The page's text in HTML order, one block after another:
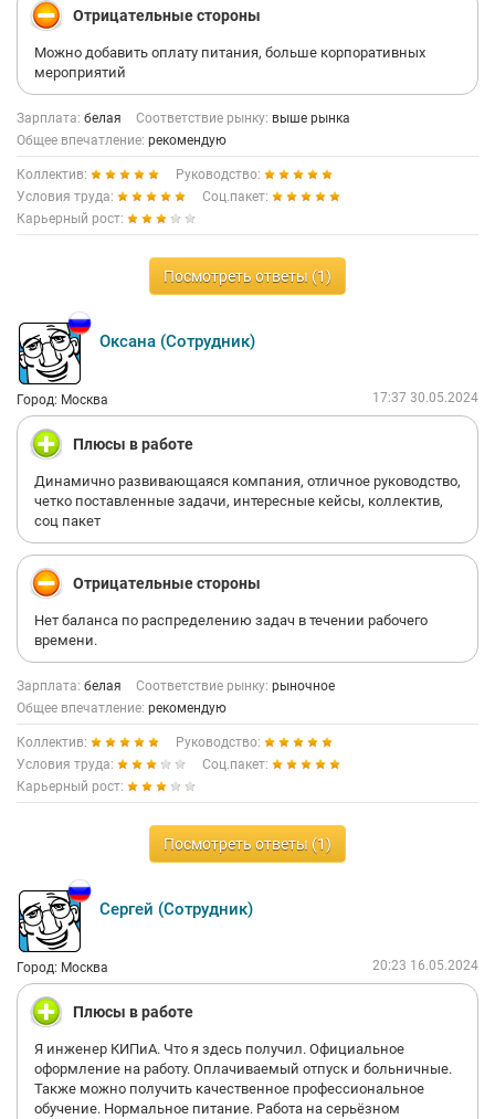
Отрицательные стороны
Можно добавить оплату питания, больше корпоративных
мероприятий
Зарплата: белая Соответствие рынку: выше рынка
Общее впечатление: рекомендую
Коллектив:
Руководство:
Условия труда:
Соц.пакет:
Карьерный рост:
Посмотреть ответы (1)
Оксана (Сотрудник)
Город: Москва 17:37 30.05.2024
Плюсы в работе
Динамично развивающаяся компания, отличное руководство,
четко поставленные задачи, интересные кейсы, коллектив,
соц пакет
Отрицательные стороны
Нет баланса по распределению задач в течении рабочего
времени.
Зарплата: белая Соответствие рынку: рыночное
Общее впечатление: рекомендую
Коллектив:
Руководство:
Условия труда:
Соц.пакет:
Карьерный рост:
Посмотреть ответы (1)
Сергей (Сотрудник)
Город: Москва 20:23 16.05.2024
Плюсы в работе
Я инженер КИПиА. Что я здесь получил. Официальное
оформление на работу. Оплачиваемый отпуск и больничные.
Также можно получить качественное профессиональное
обучение. Нормальное питание. Работа на серьёзном